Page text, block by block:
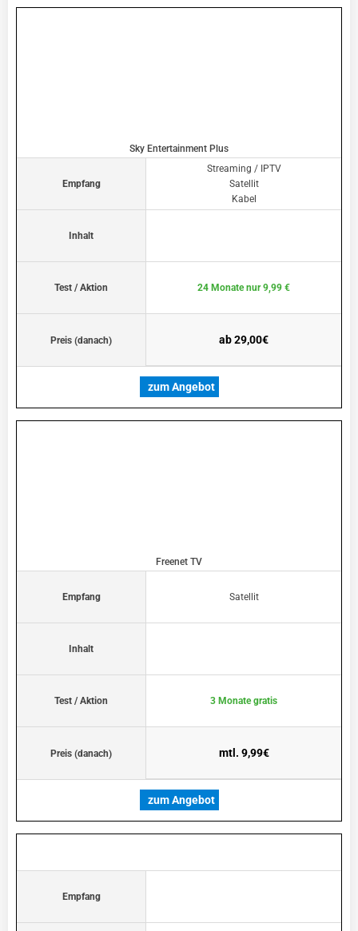
Sky Entertainment Plus
Empfang
Inhalt
Test / Aktion
Preis (danach)
Streaming / IPTV
Satellit
Kabel
24 Monate nur 9,99 €
ab 29,00€
zum Angebot
Freenet TV
Empfang
Inhalt
Test / Aktion
Preis (danach)
Satellit
3 Monate gratis
mtl. 9,99€
zum Angebot
Empfang